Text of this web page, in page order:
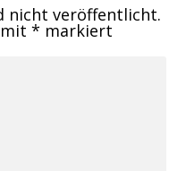
nicht veröffentlicht.
mit* markiert